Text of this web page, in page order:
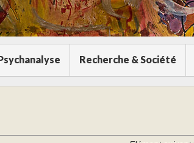
Recherche & Société